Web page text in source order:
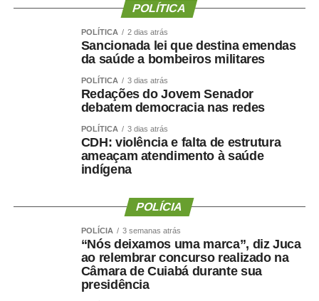
POLÍTICA
POLÍTICA 2 dias atrás
Sancionada lei que destina emendas
da saúde a bombeiros militares
POLÍTICA 3 dias atrás
Redações do Jovem Senador
debatem democracia nas redes
POLÍTICA 3 dias atrás
CDH: violência e falta de estrutura
ameaçam atendimento à saúde
indígena
POLÍCIA
POLÍCIA 3 semanas atrás
“Nós deixamos uma marca”, diz Juca
ao relembrar concurso realizado na
Câmara de Cuiabá durante sua
presidência